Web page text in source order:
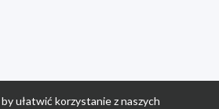
ułatwić korzystanie z naszych